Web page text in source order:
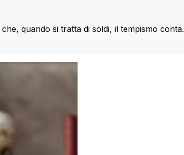
quando si tratta di soldi, il tempismo conta.